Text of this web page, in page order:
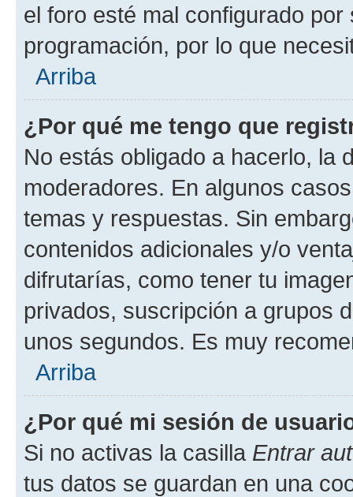
el foro esté mal configurado
programación, por lo que
Arriba
¿Por qué me tengo que
No estás obligado a hacerlo, la
moderadores. En algunos
temas y respuestas. Sin
contenidos adicionales y/o
difrutarías, como tener tu
privados, suscripción a grupos
unos segundos. Es muy
Arriba
¿Por qué mi sesión de
Si no activas la casilla Entrar
tus datos se guardan en una